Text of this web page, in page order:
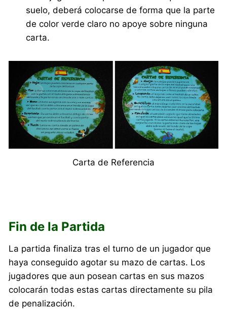
suelo, deberá colocarse de forma que la parte
de color verde claro no apoye sobre ninguna
carta.
Carta de Referencia
Fin de la Partida
La partida finaliza tras el turno de un jugador que
haya conseguido agotar su mazo de cartas. Los
jugadores que aun posean cartas en sus mazos
colocarán todas estas cartas directamente su pila
de penalización.